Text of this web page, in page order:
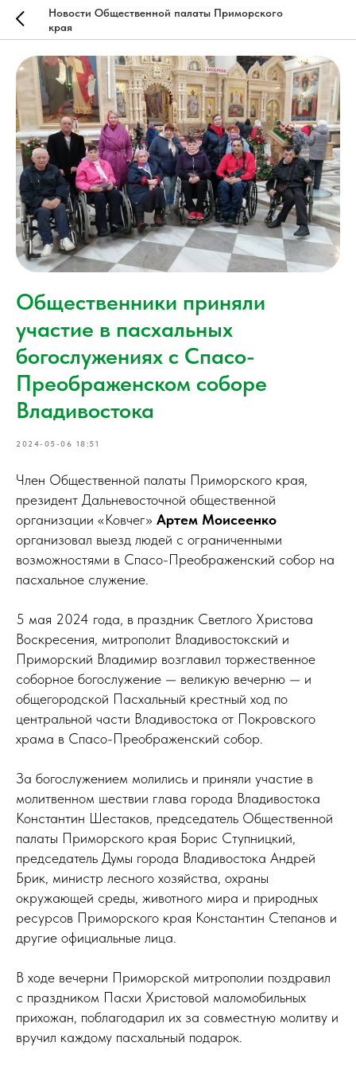
Новости Общественной палаты Приморского
края
Общественники приняли
участие в пасхальных
богослужениях с Спасо-
Преображенском соборе
Владивостока
2024-05-06 18:51
Член Общественной палаты Приморского края,
президент Дальневосточной общественной
организации «Ковчег» Артем Моисеенко
организовал выезд людей с ограниченными
возможностями в Спасо-Преображенский собор на
пасхальное служение.
5 мая 2024 года, в праздник Светлого Христова
Воскресения, митрополит Владивостокский и
Приморский Владимир возглавил торжественное
соборное богослужение — великую вечерню — и
общегородской Пасхальный крестный ход по
центральной части Владивостока от Покровского
храма в Спасо-Преображенский собор.
За богослужением молились и приняли участие в
молитвенном шествии глава города Владивостока
Константин Шестаков, председатель Общественной
палаты Приморского края Борис Ступницкий,
председатель Думы города Владивостока Андрей
Брик, министр лесного хозяйства, охраны
окружающей среды, животного мира и природных
ресурсов Приморского края Константин Степанов и
другие официальные лица.
В ходе вечерни Приморской митрополии поздравил
с праздником Пасхи Христовой маломобильных
прихожан, поблагодарил их за совместную молитву и
вручил каждому пасхальный подарок.